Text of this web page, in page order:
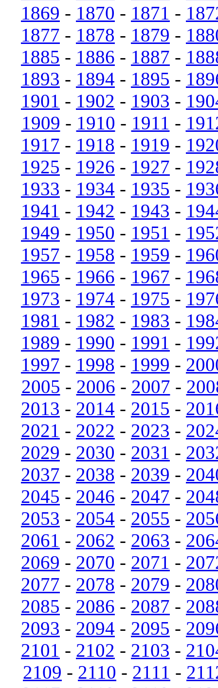
1869 - 1870 - 1871 -
1877 - 1878 - 1879 -
1885 - 1886 - 1887 -
1893 - 1894 - 1895 -
1901 - 1902 - 1903 -
1909 - 1910 - 1911 -
1917 - 1918 - 1919 -
1925 - 1926 - 1927 -
1933 - 1934 - 1935 -
1941 - 1942 - 1943 -
1949 - 1950 - 1951 -
1957 - 1958 - 1959 -
1965 - 1966 - 1967 -
1973 - 1974 - 1975 -
1981 - 1982 - 1983 -
1989 - 1990 - 1991 -
1997 - 1998 - 1999 -
2005 - 2006 - 2007 -
2013 - 2014 - 2015 -
2021 - 2022 - 2023 -
2029 - 2030 - 2031 -
2037 - 2038 - 2039 -
2045 - 2046 - 2047 -
2053 - 2054 - 2055 -
2061 - 2062 - 2063 -
2069 - 2070 - 2071 -
2077 - 2078 - 2079 -
2085 - 2086 - 2087 -
2093 - 2094 - 2095 -
2101 - 2102 - 2103 -
2109 - 2110 - 2111 -